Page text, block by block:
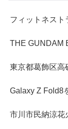
フィットネスト
THE GUNDAM
東京都葛飾区高
Galaxy Z Fold8
市川市民納涼花